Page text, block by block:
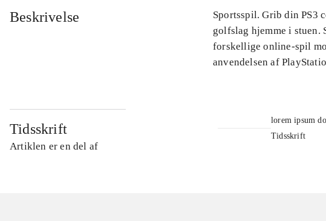
Beskrivelse
Sportsspil. Grib din PS3
golfslag hjemme i
forskellige online-spil
anvendelsen af
Tidsskrift
Artiklen er en del af
lorem ipsum
Tidsskrift